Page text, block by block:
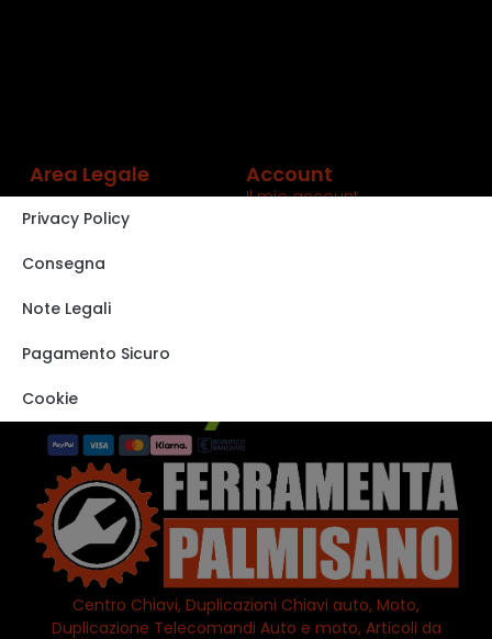
Centro Chiavi, Duplicazioni Chiavi auto, Moto,
Duplicazione Telecomandi Auto e moto, Articoli da
Area Legale
Privacy Policy
Consegna
Note Legali
Pagamento Sicuro
Cookie
Account
Il mio account
VISITA IL NOSTRO